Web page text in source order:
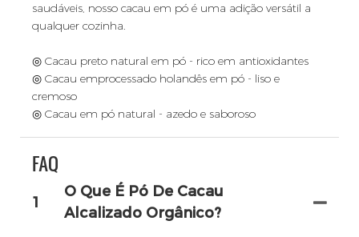
saudáveis, nosso cacau em pó é uma adição versátil a
qualquer cozinha.
◎ Cacau preto natural em pó - rico em antioxidantes
◎ Cacau emprocessado holandês em pó - liso e
cremoso
◎ Cacau em pó natural - azedo e saboroso
FAQ
1
O Que É Pó De Cacau
Alcalizado Orgânico?